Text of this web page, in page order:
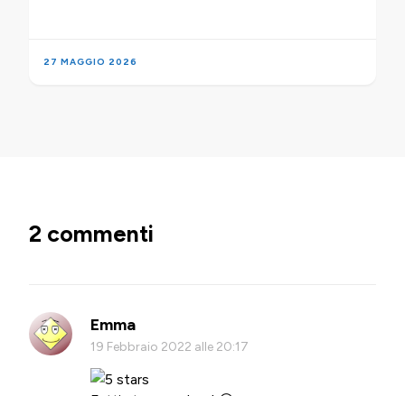
27 MAGGIO 2026
2 commenti
Emma
19 Febbraio 2022 alle 20:17